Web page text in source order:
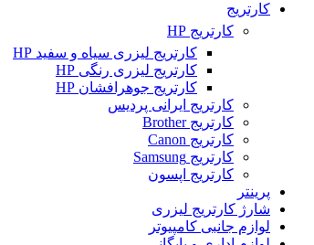
کارتریج
کارتریج HP
کارتریج لیزری سیاه و سفید HP
کارتریج لیزری رنگی HP
کارتریج جوهرافشان HP
کارتریج ایرانی پردیس
کارتریج Brother
کارتریج Canon
کارتریج Samsung
کارتریج اپسون
پرینتر
شارژ کارتریج لیزری
لوازم جانبی کامپیوتر